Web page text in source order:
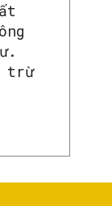
trừ